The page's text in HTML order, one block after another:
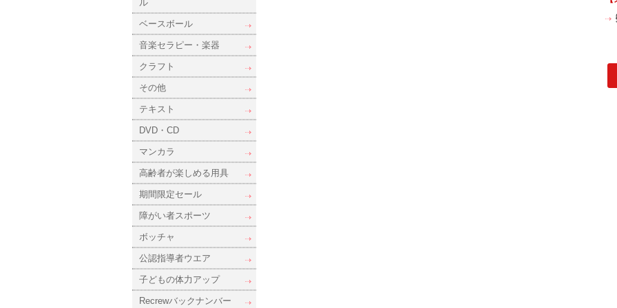
ル
ベースボール
音楽セラピー・楽器
クラフト
その他
テキスト
DVD・CD
マンカラ
高齢者が楽しめる用具
期間限定セール
障がい者スポーツ
ボッチャ
公認指導者ウエア
子どもの体力アップ
Recrewバックナンバー